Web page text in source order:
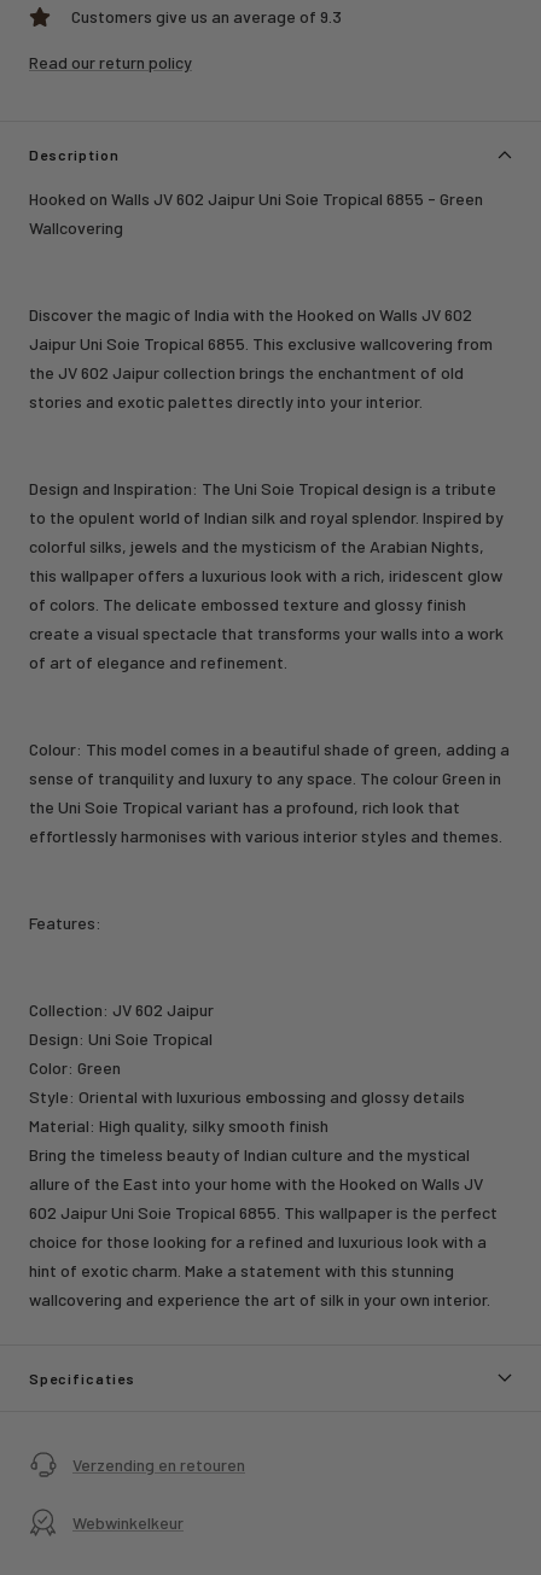
Customers give us an average of 9.3
Read our return policy
Description
Hooked on Walls JV 602 Jaipur Uni Soie Tropical 6855 - Green
Wallcovering
Discover the magic of India with the Hooked on Walls JV 602
Jaipur Uni Soie Tropical 6855. This exclusive wallcovering from
the JV 602 Jaipur collection brings the enchantment of old
stories and exotic palettes directly into your interior.
Design and Inspiration: The Uni Soie Tropical design is a tribute
to the opulent world of Indian silk and royal splendor. Inspired by
colorful silks, jewels and the mysticism of the Arabian Nights,
this wallpaper offers a luxurious look with a rich, iridescent glow
of colors. The delicate embossed texture and glossy finish
create a visual spectacle that transforms your walls into a work
of art of elegance and refinement.
Colour: This model comes in a beautiful shade of green, adding a
sense of tranquility and luxury to any space. The colour Green in
the Uni Soie Tropical variant has a profound, rich look that
effortlessly harmonises with various interior styles and themes.
Features:
Collection: JV 602 Jaipur
Design: Uni Soie Tropical
Color: Green
Style: Oriental with luxurious embossing and glossy details
Material: High quality, silky smooth finish
Bring the timeless beauty of Indian culture and the mystical
allure of the East into your home with the Hooked on Walls JV
602 Jaipur Uni Soie Tropical 6855. This wallpaper is the perfect
choice for those looking for a refined and luxurious look with a
hint of exotic charm. Make a statement with this stunning
wallcovering and experience the art of silk in your own interior.
Specificaties
Verzending en retouren
Webwinkelkeur